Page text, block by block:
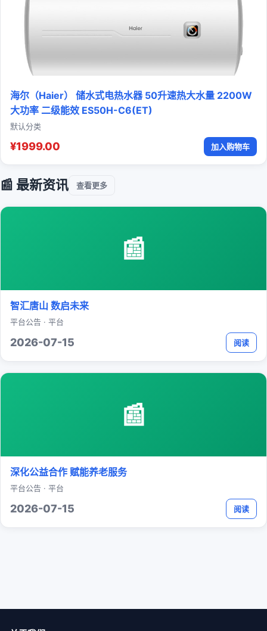
海尔（Haier） 储水式电热水器 50升速热大水量 2200W
大功率 二级能效 ES50H-C6(ET)
默认分类
¥1999.00 加入购物车
📰 最新资讯 查看更多
📰
智汇唐山 数启未来
平台公告 · 平台
2026-07-15 阅读
📰
深化公益合作 赋能养老服务
平台公告 · 平台
2026-07-15 阅读